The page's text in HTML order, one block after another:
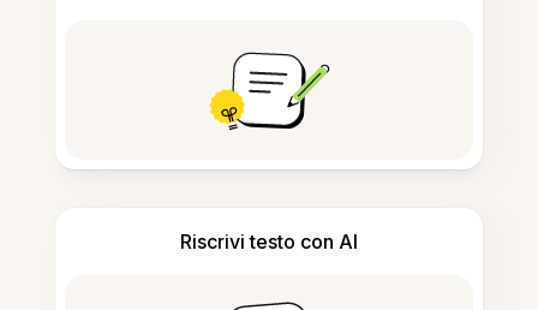
Riscrivi testo con AI